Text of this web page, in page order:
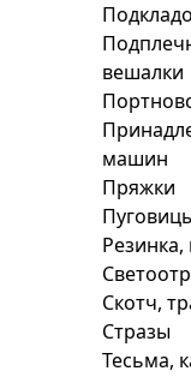
вешалки
машин
Пряжки
Резинка,
Скотч,
Стразы
Тесьма,